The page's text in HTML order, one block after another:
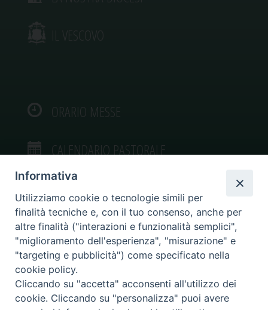
IL VESCOVO
ORARIO MESSE
CALENDARIO PASTORALE
VIDEOGALLERY
PHOTOGALLERY
Informativa
Utilizziamo cookie o tecnologie simili per
finalità tecniche e, con il tuo consenso, anche per
altre finalità ("interazioni e funzionalità semplici",
"miglioramento dell'esperienza", "misurazione" e
"targeting e pubblicità") come specificato nella
cookie policy.
Cliccando su "accetta" acconsenti all'utilizzo dei
cookie. Cliccando su "personalizza" puoi avere